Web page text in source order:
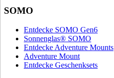
SOMO
Entdecke SOMO Gen6
Sonnenglas® SOMO
Entdecke Adventure Mounts
Adventure Mount
Entdecke Geschenksets